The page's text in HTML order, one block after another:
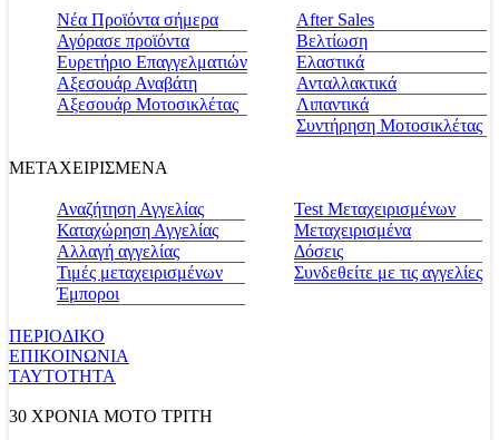
Νέα Προϊόντα σήμερα
Αγόρασε προϊόντα
Ευρετήριο Επαγγελματιών
Αξεσουάρ Αναβάτη
Αξεσουάρ Μοτοσικλέτας
Αfter Sales
Βελτίωση
Ελαστικά
Ανταλλακτικά
Λιπαντικά
Συντήρηση Μοτοσικλέτας
ΜΕΤΑΧΕΙΡΙΣΜΕΝΑ
Αναζήτηση Αγγελίας
Καταχώρηση Αγγελίας
Αλλαγή αγγελίας
Τιμές μεταχειρισμένων
Έμποροι
Test Μεταχειρισμένων
Μεταχειρισμένα
Δόσεις
Συνδεθείτε με τις αγγελίες
ΠΕΡΙΟΔΙΚΟ
ΕΠΙΚΟΙΝΩΝΙΑ
ΤΑΥΤΟΤΗΤΑ
30 ΧΡΟΝΙΑ MOTO ΤΡΙΤΗ